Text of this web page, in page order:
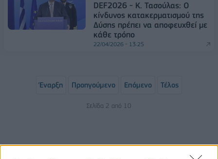
DEF2026 - Κ. Τασούλας: Ο
κίνδυνος κατακερματισμού της
Δύσης πρέπει να αποφευχθεί με
κάθε τρόπο
22/04/2026 - 13:25
Έναρξη Προηγούμενο Επόμενο Τέλος
Σελίδα 2 από 10